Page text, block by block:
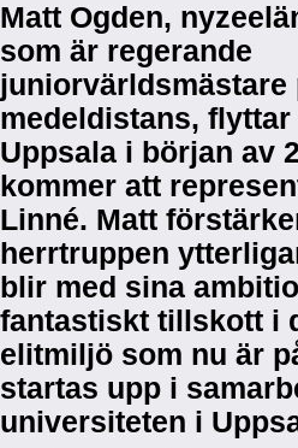
Matt Ogden,
som är regerande
juniorvärldsmästare
medeldistans, flyttar
Uppsala i början av
kommer att
Linné. Matt
herrtruppen
blir med sina
fantastiskt tillskott i
elitmiljö som nu är
startas upp i
universiteten i